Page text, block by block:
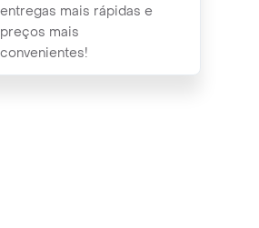
entregas mais rápidas e
preços mais
convenientes!